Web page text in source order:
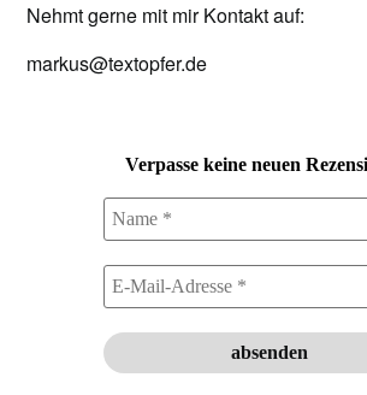
Nehmt gerne mit mir Kontakt auf:
markus@textopfer.de
Verpasse keine neuen